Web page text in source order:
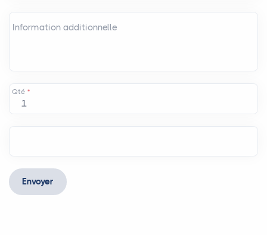
Information additionnelle
Qté *
Envoyer